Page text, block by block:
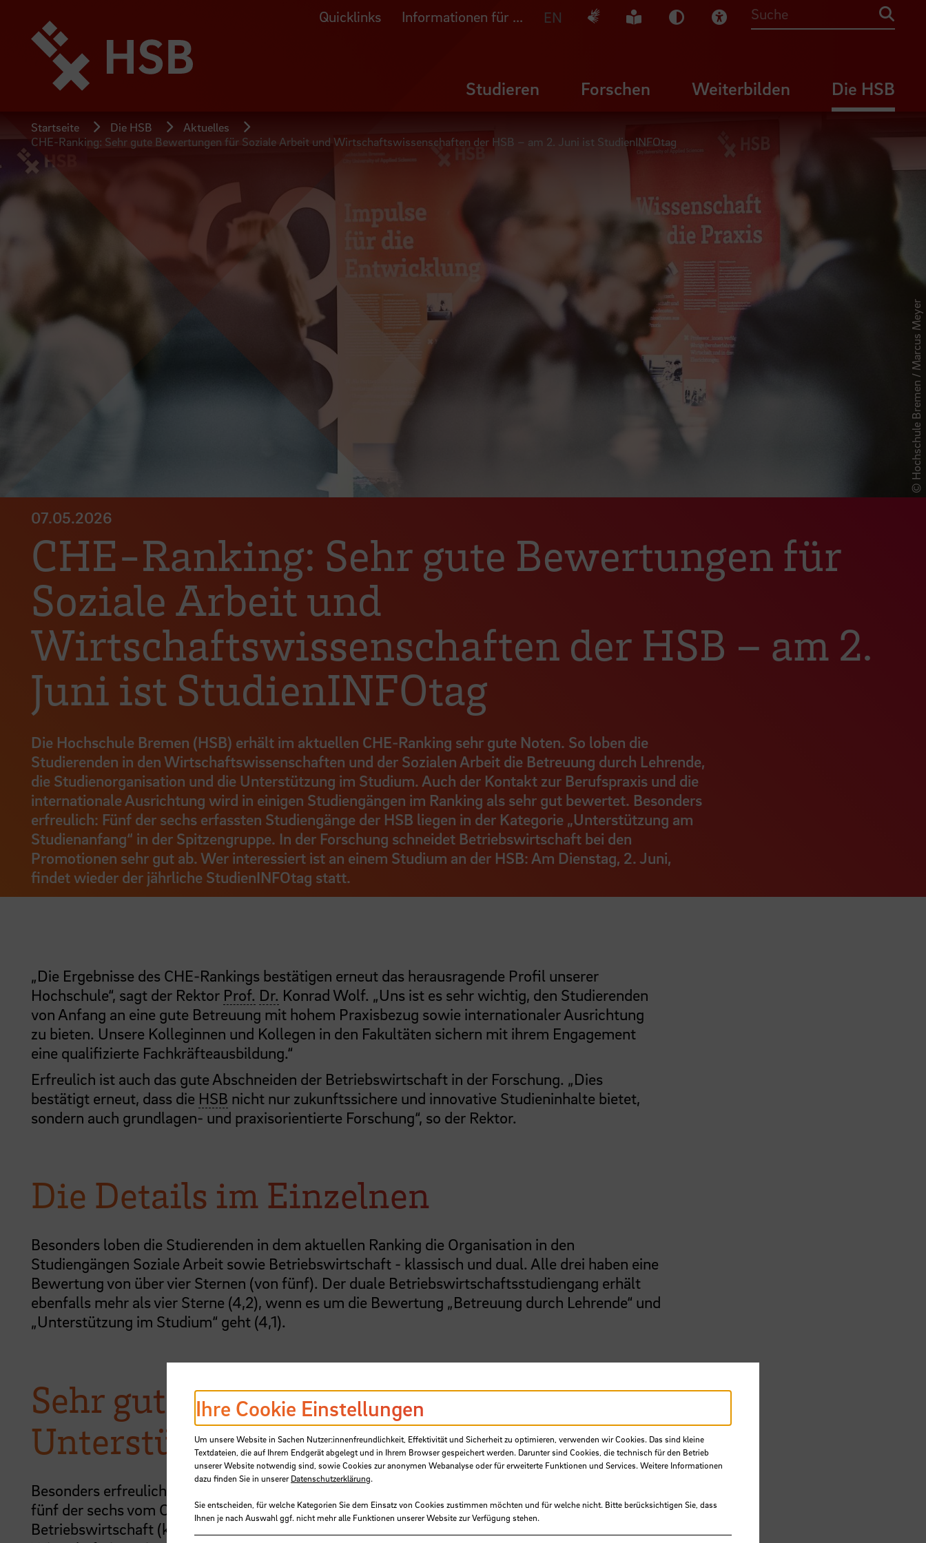
Seiteninhalt
springen
Quicklinks Informationen für ... EN Deutsche Gebärdensprache
Leichte Sprache
Dunkel-Modus
Visuelle Hilfe
Suche
Studieren Forschen Weiterbilden Die HSB
Startseite Die HSB
Aktuelles
CHE-Ranking: Sehr gute Bewertungen für Soziale Arbeit und Wirtschaftswissenschaften der HSB – am 2. Juni ist StudienINFOtag
© Hochschule Bremen / Marcus Meyer
07.05.2026
CHE-Ranking: Sehr gute Bewertungen für
Soziale Arbeit und
Wirtschaftswissenschaften der HSB – am 2.
Juni ist StudienINFOtag
Die Hochschule Bremen (HSB) erhält im aktuellen CHE-Ranking sehr gute Noten. So loben die
Studierenden in den Wirtschaftswissenschaften und der Sozialen Arbeit die Betreuung durch Lehrende,
die Studienorganisation und die Unterstützung im Studium. Auch der Kontakt zur Berufspraxis und die
internationale Ausrichtung wird in einigen Studiengängen im Ranking als sehr gut bewertet. Besonders
erfreulich: Fünf der sechs erfassten Studiengänge der HSB liegen in der Kategorie „Unterstützung am
Studienanfang“ in der Spitzengruppe. In der Forschung schneidet Betriebswirtschaft bei den
Promotionen sehr gut ab. Wer interessiert ist an einem Studium an der HSB: Am Dienstag, 2. Juni,
findet wieder der jährliche StudienINFOtag statt.
„Die Ergebnisse des CHE-Rankings bestätigen erneut das herausragende Profil unserer
Hochschule“, sagt der Rektor Prof. Dr. Konrad Wolf. „Uns ist es sehr wichtig, den Studierenden
von Anfang an eine gute Betreuung mit hohem Praxisbezug sowie internationaler Ausrichtung
zu bieten. Unsere Kolleginnen und Kollegen in den Fakultäten sichern mit ihrem Engagement
eine qualifizierte Fachkräfteausbildung.“
Erfreulich ist auch das gute Abschneiden der Betriebswirtschaft in der Forschung. „Dies
bestätigt erneut, dass die HSB nicht nur zukunftssichere und innovative Studieninhalte bietet,
sondern auch grundlagen- und praxisorientierte Forschung“, so der Rektor.
Die Details im Einzelnen
Besonders loben die Studierenden in dem aktuellen Ranking die Organisation in den
Studiengängen Soziale Arbeit sowie Betriebswirtschaft - klassisch und dual. Alle drei haben eine
Bewertung von über vier Sternen (von fünf). Der duale Betriebswirtschaftsstudiengang erhält
ebenfalls mehr als vier Sterne (4,2), wenn es um die Bewertung „Betreuung durch Lehrende“ und
„Unterstützung im Studium“ geht (4,1).
Sehr gute Bewertungen für die
Unterstützung am Studienanfang
Besonders erfreulich: Im Bereich „Studium/Kategorie Unterstützung am Studienanfang“ liegen
fünf der sechs vom CHE-Ranking erfassten Studiengänge derHSBin der Spitzengruppe:
Betriebswirtschaft (klassisch und dual), Soziale Arbeit, Wirtschaftsinformatik sowie
Ihre Cookie Einstellungen
Um unsere Website in Sachen Nutzer:innenfreundlichkeit, Effektivität und Sicherheit zu optimieren, verwenden wir Cookies. Das sind kleine
Textdateien, die auf Ihrem Endgerät abgelegt und in Ihrem Browser gespeichert werden. Darunter sind Cookies, die technisch für den Betrieb
unserer Website notwendig sind, sowie Cookies zur anonymen Webanalyse oder für erweiterte Funktionen und Services. Weitere Informationen
dazu finden Sie in unsererDatenschutzerklärung.
Sie entscheiden, für welche Kategorien Sie dem Einsatz von Cookies zustimmen möchten und für welche nicht. Bitte berücksichtigen Sie, dass
Ihnen je nach Auswahl ggf. nicht mehr alle Funktionen unserer Website zur Verfügung stehen.